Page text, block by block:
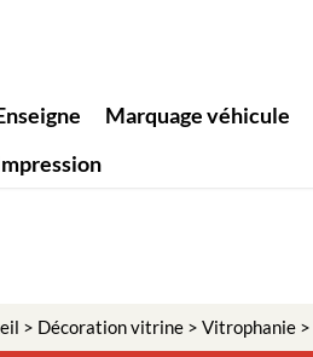
Marquage véhicule
> Décoration vitrine > Vitrophanie >